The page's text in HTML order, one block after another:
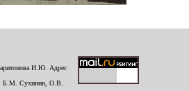
И.Ю. Адрес
Б.М. Сухинин, О.В.